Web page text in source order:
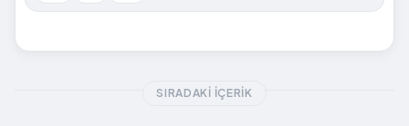
SIRADAKI İÇERIK